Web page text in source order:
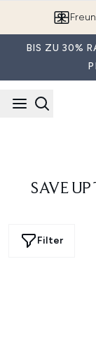
BIS ZU 30%
SAVE
Filter